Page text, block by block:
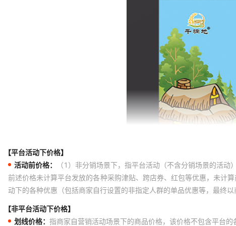
【平台活动下价格】
活动前价格：
（1）非分销场景下，指平台活动（不含分销场景的活
前述价格未计算平台发放的各种采购津贴、跨店券、红包等优惠，未计
动下的各种优惠（包括商家自行设置的非指定人群的单品优惠等，最终
【非平台活动下价格】
划线价格： 指商家自营销活动场景下的商品价格，该价格不包含平台